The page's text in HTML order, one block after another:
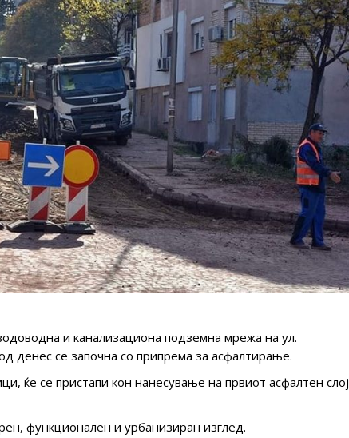
и канализациона подземна мрежа на ул.
денес се започна со припрема за асфалтирање.
ќе се пристапи кон нанесување на првиот асфалтен слој
функционален и урбанизиран изглед.